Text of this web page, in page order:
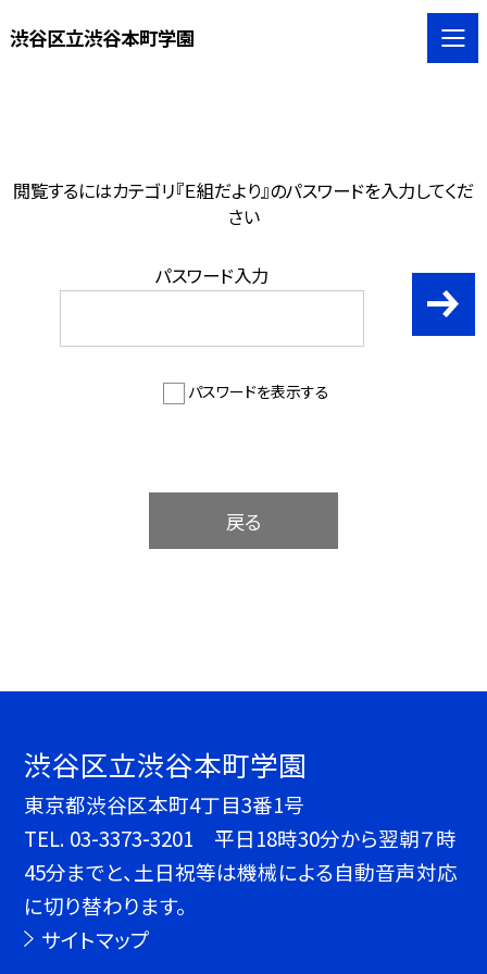
渋谷区立渋谷本町学園
閲覧するにはカテゴリ『Ｅ組だより』のパスワードを入力してくだ
さい
パスワード入力
パスワードを表示する
戻る
渋谷区立渋谷本町学園
東京都渋谷区本町4丁目3番1号
TEL. 03-3373-3201 平日18時30分から翌朝７時
45分までと、土日祝等は機械による自動音声対応
に切り替わります。
サイトマップ